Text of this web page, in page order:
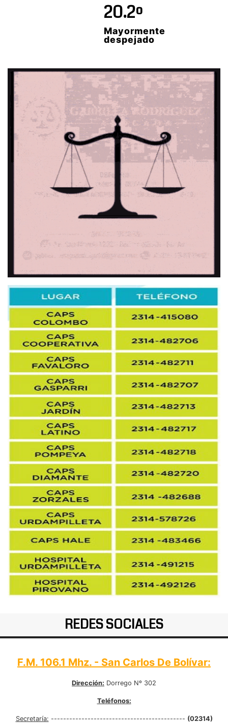
20.2º
Mayormente
despejado
REDES SOCIALES
F.M. 106.1 Mhz. - San Carlos De Bolívar:
Dirección: Dorrego Nº 302
Teléfonos:
Secretaría: -------------------------------------------- (02314)